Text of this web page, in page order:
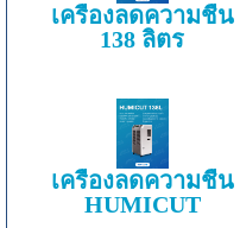
เครื่องลดความชื้น
138 ลิตร
เครื่องลดความชื้น
HUMICUT